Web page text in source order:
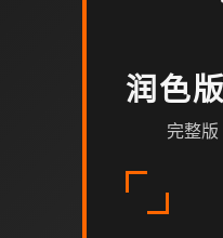
润色
完整版